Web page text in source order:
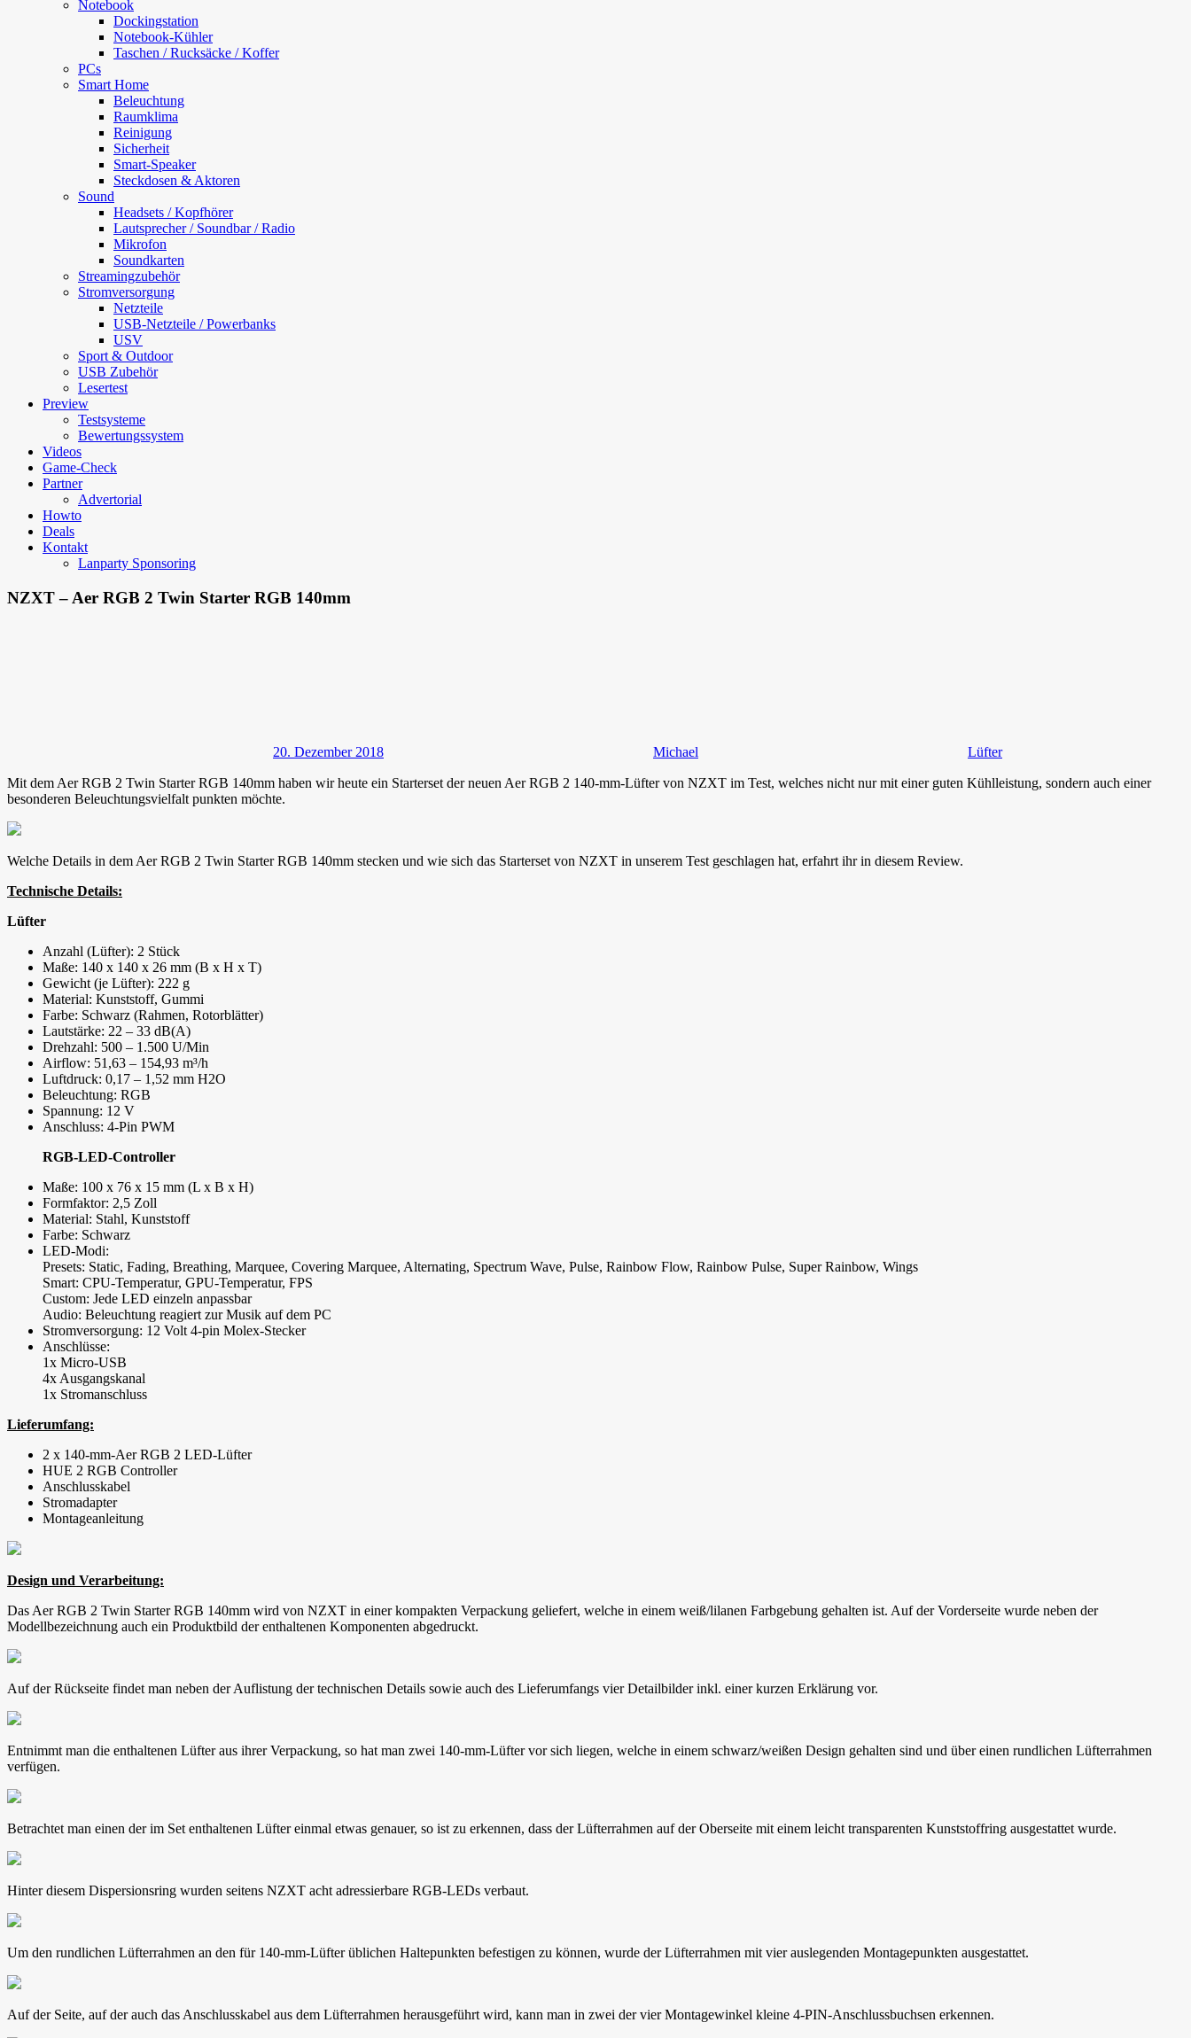
Notebook
Dockingstation
Notebook-Kühler
Taschen / Rucksäcke / Koffer
PCs
Smart Home
Beleuchtung
Raumklima
Reinigung
Sicherheit
Smart-Speaker
Steckdosen & Aktoren
Sound
Headsets / Kopfhörer
Lautsprecher / Soundbar / Radio
Mikrofon
Soundkarten
Streamingzubehör
Stromversorgung
Netzteile
USB-Netzteile / Powerbanks
USV
Sport & Outdoor
USB Zubehör
Lesertest
Preview
Testsysteme
Bewertungssystem
Videos
Game-Check
Partner
Advertorial
Howto
Deals
Kontakt
Lanparty Sponsoring
NZXT – Aer RGB 2 Twin Starter RGB 140mm
20. Dezember 2018 Michael Lüfter
Mit dem Aer RGB 2 Twin Starter RGB 140mm haben wir heute ein Starterset der neuen Aer RGB 2 140-mm-Lüfter von NZXT im Test, welches nicht nur mit einer guten Kühlleistung, sondern auch einer
besonderen Beleuchtungsvielfalt punkten möchte.
Welche Details in dem Aer RGB 2 Twin Starter RGB 140mm stecken und wie sich das Starterset von NZXT in unserem Test geschlagen hat, erfahrt ihr in diesem Review.
Technische Details:
Lüfter
Anzahl (Lüfter): 2 Stück
Maße: 140 x 140 x 26 mm (B x H x T)
Gewicht (je Lüfter): 222 g
Material: Kunststoff, Gummi
Farbe: Schwarz (Rahmen, Rotorblätter)
Lautstärke: 22 – 33 dB(A)
Drehzahl: 500 – 1.500 U/Min
Airflow: 51,63 – 154,93 m³/h
Luftdruck: 0,17 – 1,52 mm H2O
Beleuchtung: RGB
Spannung: 12 V
Anschluss: 4-Pin PWM
RGB-LED-Controller
Maße: 100 x 76 x 15 mm (L x B x H)
Formfaktor: 2,5 Zoll
Material: Stahl, Kunststoff
Farbe: Schwarz
LED-Modi:
Presets: Static, Fading, Breathing, Marquee, Covering Marquee, Alternating, Spectrum Wave, Pulse, Rainbow Flow, Rainbow Pulse, Super Rainbow, Wings
Smart: CPU-Temperatur, GPU-Temperatur, FPS
Custom: Jede LED einzeln anpassbar
Audio: Beleuchtung reagiert zur Musik auf dem PC
Stromversorgung: 12 Volt 4-pin Molex-Stecker
Anschlüsse:
1x Micro-USB
4x Ausgangskanal
1x Stromanschluss
Lieferumfang:
2 x 140-mm-Aer RGB 2 LED-Lüfter
HUE 2 RGB Controller
Anschlusskabel
Stromadapter
Montageanleitung
Design und Verarbeitung:
Das Aer RGB 2 Twin Starter RGB 140mm wird von NZXT in einer kompakten Verpackung geliefert, welche in einem weiß/lilanen Farbgebung gehalten ist. Auf der Vorderseite wurde neben der
Modellbezeichnung auch ein Produktbild der enthaltenen Komponenten abgedruckt.
Auf der Rückseite findet man neben der Auflistung der technischen Details sowie auch des Lieferumfangs vier Detailbilder inkl. einer kurzen Erklärung vor.
Entnimmt man die enthaltenen Lüfter aus ihrer Verpackung, so hat man zwei 140-mm-Lüfter vor sich liegen, welche in einem schwarz/weißen Design gehalten sind und über einen rundlichen Lüfterrahmen
verfügen.
Betrachtet man einen der im Set enthaltenen Lüfter einmal etwas genauer, so ist zu erkennen, dass der Lüfterrahmen auf der Oberseite mit einem leicht transparenten Kunststoffring ausgestattet wurde.
Hinter diesem Dispersionsring wurden seitens NZXT acht adressierbare RGB-LEDs verbaut.
Um den rundlichen Lüfterrahmen an den für 140-mm-Lüfter üblichen Haltepunkten befestigen zu können, wurde der Lüfterrahmen mit vier auslegenden Montagepunkten ausgestattet.
Auf der Seite, auf der auch das Anschlusskabel aus dem Lüfterrahmen herausgeführt wird, kann man in zwei der vier Montagewinkel kleine 4-PIN-Anschlussbuchsen erkennen.